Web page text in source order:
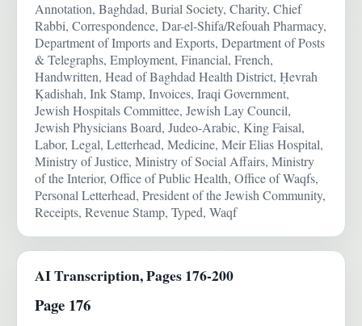
Annotation, Baghdad, Burial Society, Charity, Chief
Rabbi, Correspondence, Dar-el-Shifa/Refouah Pharmacy,
Department of Imports and Exports, Department of Posts
& Telegraphs, Employment, Financial, French,
Handwritten, Head of Baghdad Health District, Ḥevrah
Ḳadishah, Ink Stamp, Invoices, Iraqi Government,
Jewish Hospitals Committee, Jewish Lay Council,
Jewish Physicians Board, Judeo-Arabic, King Faisal,
Labor, Legal, Letterhead, Medicine, Meir Elias Hospital,
Ministry of Justice, Ministry of Social Affairs, Ministry
of the Interior, Office of Public Health, Office of Waqfs,
Personal Letterhead, President of the Jewish Community,
Receipts, Revenue Stamp, Typed, Waqf
AI Transcription, Pages 176-200
Page 176